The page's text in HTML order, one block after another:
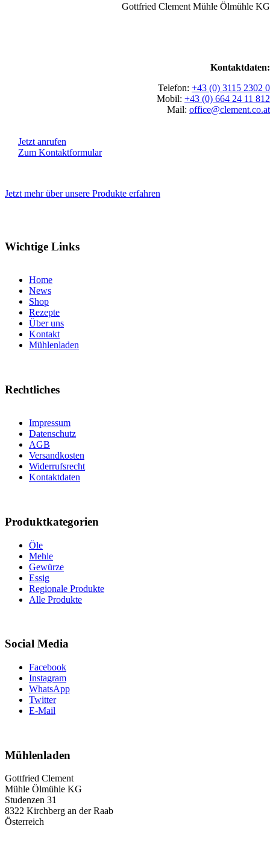
Gottfried Clement Mühle Ölmühle KG
Kontaktdaten:
Telefon: +43 (0) 3115 2302 0
Mobil: +43 (0) 664 24 11 812
Mail: office@clement.co.at
Jetzt anrufen
Zum Kontaktformular
Jetzt mehr über unsere Produkte erfahren
Wichtige Links
Home
News
Shop
Rezepte
Über uns
Kontakt
Mühlenladen
Rechtliches
Impressum
Datenschutz
AGB
Versandkosten
Widerrufsrecht
Kontaktdaten
Produktkategorien
Öle
Mehle
Gewürze
Essig
Regionale Produkte
Alle Produkte
Social Media
Facebook
Instagram
WhatsApp
Twitter
E-Mail
Mühlenladen
Gottfried Clement
Mühle Ölmühle KG
Studenzen 31
8322 Kirchberg an der Raab
Österreich